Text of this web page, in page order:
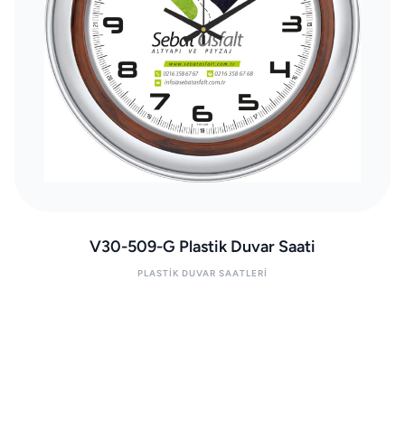
V30-509-G Plastik Duvar Saati
PLASTIK DUVAR SAATLERI